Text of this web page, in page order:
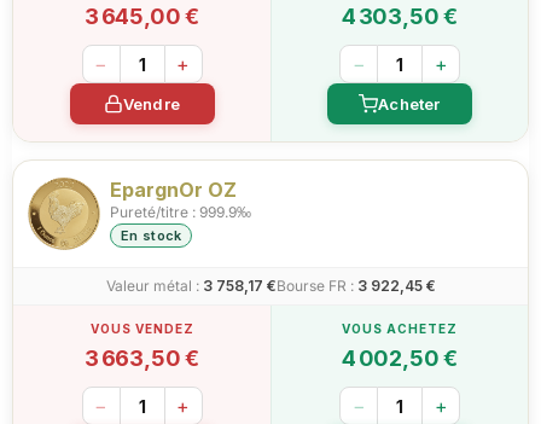
3 645,00 €
− +
Vendre
4 303,50 €
− +
Acheter
EpargnOr OZ
Pureté/titre : 999.9‰
En stock
3 663,50 €
− +
Valeur métal : 3 758,17 €Bourse FR : 3 922,45 €
4 002,50 €
− +